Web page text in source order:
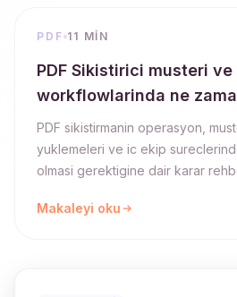
PDF 11 MIN
PDF Sikistirici musteri ve
workflowlarinda ne
PDF sikistirmanin operasyon,
yuklemeleri ve ic ekip
olmasi gerektigine dair karar
Makaleyi oku